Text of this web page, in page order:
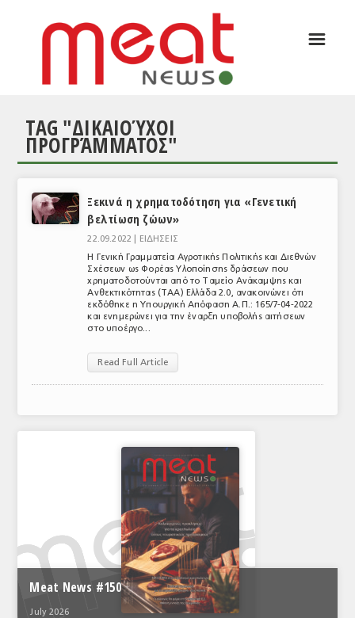
ΕΙΔΗΣΕΙΣ
ΣΥΝΕΝΤΕΥΞΕΙΣ
ΑΝΑΛΥΣΕΙΣ
ΕΥΡΩΠΑΪΚΕΣ ΑΠΟΦΑΣΕΙΣ
ΕΞΟΠΛΙΣΜΟΣ
ΥΠΗΡΕΣΙΕΣ
ΕΜΠΟΡΙΚΟΙ ΑΝΤΙΠΡΟΣΩΠΟΙ
☰
TAG "ΔΙΚΑΙΟΎΧΟΙ
ΠΡΟΓΡΆΜΜΑΤΟΣ"
Ξεκινά η χρηματοδότηση για «Γενετική
βελτίωση ζώων»
22.09.2022 |
ΕΙΔΗΣΕΙΣ
Η Γενική Γραμματεία Αγροτικής Πολιτικής και Διεθνών
Σχέσεων ως Φορέας Υλοποίησης δράσεων που
χρηματοδοτούνται από το Ταμείο Ανάκαμψης και
Ανθεκτικότητας (ΤΑΑ) Ελλάδα 2.0, ανακοινώνει ότι
εκδόθηκε η Υπουργική Απόφαση Α.Π.: 165/7-04-2022
και ενημερώνει για την έναρξη υποβολής αιτήσεων
στο υποέργο...
Read Full Article
Meat News #150
July 2026